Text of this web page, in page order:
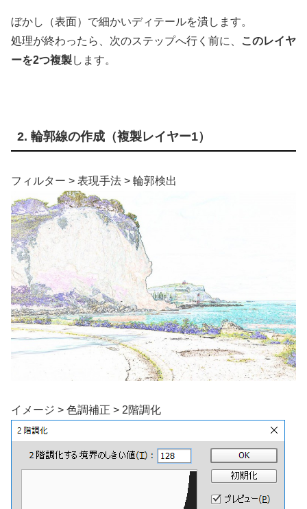
ぼかし（表面）で細かいディテールを潰します。
処理が終わったら、次のステップへ行く前に、
このレイヤ
ーを2つ複製します。
2. 輪郭線の作成（複製レイヤー1）
フィルター > 表現手法 > 輪郭検出
イメージ > 色調補正 > 2階調化